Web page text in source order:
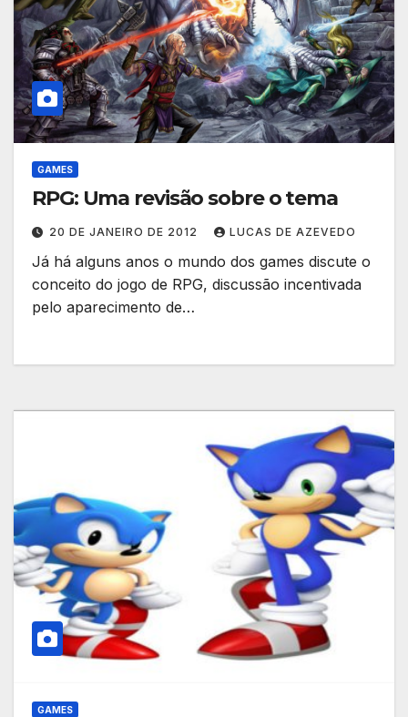
GAMES
RPG: Uma revisão sobre o tema
20 DE JANEIRO DE 2012 LUCAS DE AZEVEDO
Já há alguns anos o mundo dos games discute o
conceito do jogo de RPG, discussão incentivada
pelo aparecimento de…
GAMES